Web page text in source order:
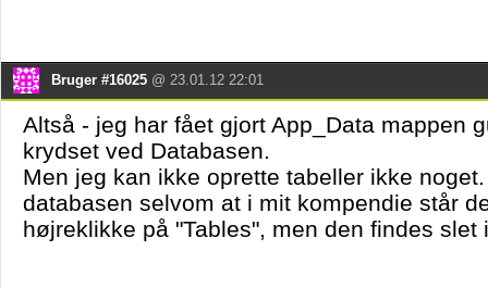
Bruger #16025 @ 23.01.12 22:01
Altså - jeg har fået gjort App_Data mappen
krydset ved Databasen.
Men jeg kan ikke oprette tabeller ikke
databasen selvom at i mit kompendie står
højreklikke på "Tables", men den findes slet